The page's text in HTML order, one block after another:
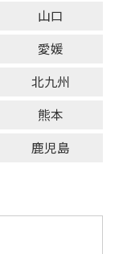
山口
愛媛
北九州
熊本
鹿児島